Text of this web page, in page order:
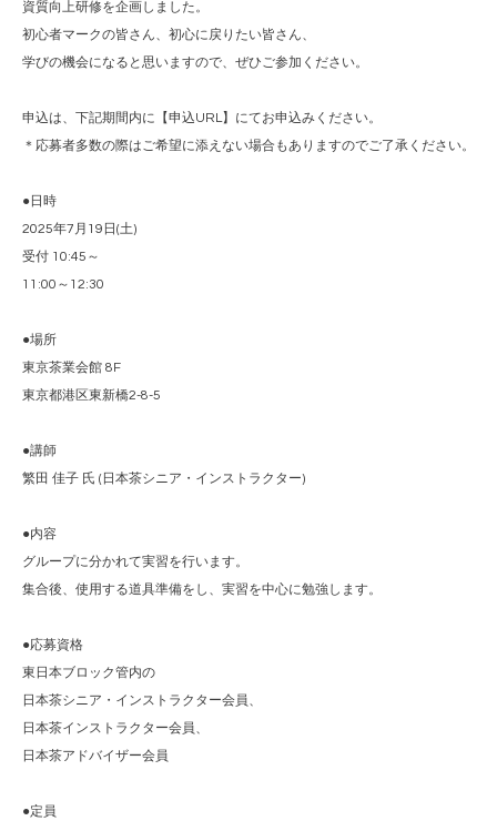
資質向上研修を企画しました。
初心者マークの皆さん、初心に戻りたい皆さん、
学びの機会になると思いますので、ぜひご参加ください。
申込は、下記期間内に【申込URL】にてお申込みください。
＊応募者多数の際はご希望に添えない場合もありますのでご了承ください。
●日時
2025年7月19日(土)
受付 10:45～
11:00～12:30
●場所
東京茶業会館 8F
東京都港区東新橋2-8-5
●講師
繁田 佳子 氏 (日本茶シニア・インストラクター)
●内容
グループに分かれて実習を行います。
集合後、使用する道具準備をし、実習を中心に勉強します。
●応募資格
東日本ブロック管内の
日本茶シニア・インストラクター会員、
日本茶インストラクター会員、
日本茶アドバイザー会員
●定員